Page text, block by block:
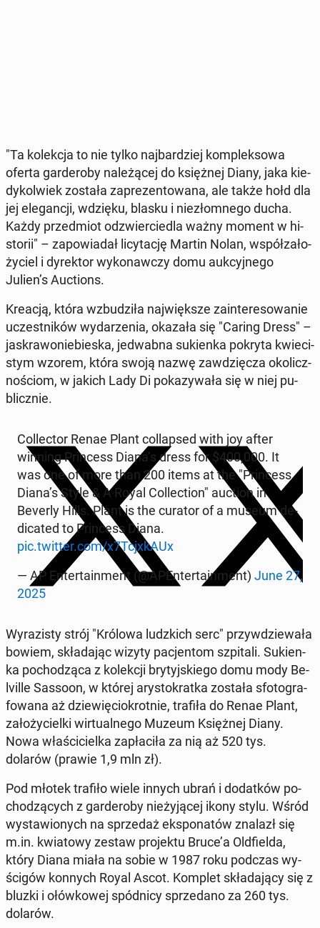
"Ta ko­lek­cja to nie tylko naj­bar­dziej kom­plek­so­wa
oferta gar­de­ro­by na­le­żą­cej do księż­nej Diany, jaka kie­
dy­kol­wiek została za­pre­zen­to­wa­na, ale także hołd dla
jej ele­gan­cji, wdzięku, blasku i nie­złom­ne­go ducha.
Każdy przed­miot od­zwier­cie­dla ważny moment w hi­
sto­rii" – za­po­wia­dał li­cy­ta­cję Martin Nolan, współ­za­ło­
ży­ciel i dy­rek­tor wy­ko­naw­czy domu au­kcyj­ne­go
Julien’s Auc­tions.
Kreacją, która wzbu­dzi­ła naj­więk­sze za­in­te­re­so­wa­nie
uczest­ni­ków wy­da­rze­nia, okazała się "Caring Dress" –
ja­skra­wo­nie­bie­ska, je­dwab­na su­kien­ka pokryta kwie­ci­
stym wzorem, która swoją nazwę za­wdzię­cza oko­licz­
no­ściom, w jakich Lady Di po­ka­zy­wa­ła się w niej pu­
blicz­nie.
Col­lec­tor Renae Plant col­lap­sed with joy after
winning Prin­cess Diana’s dress for $400,000. It
was one of more than 200 items at the "Prin­cess
Diana’s Style & A Royal Col­lec­tion" auction in
Beverly Hills. Plant is the curator of a museum de­
di­ca­ted to Prin­cess Diana.
pic.twitter.com/x7TcjxkAUx
— AP En­ter­ta­in­ment (@APEn­ter­ta­in­ment) June 27,
2025
Wy­ra­zi­sty strój "Królowa ludz­kich serc" przy­wdzie­wa­ła
bowiem, skła­da­jąc wizyty pa­cjen­tom szpi­ta­li. Su­kien­
ka po­cho­dzą­ca z ko­lek­cji bry­tyj­skie­go domu mody Be­
lvil­le Sassoon, w której ary­sto­krat­ka została sfo­to­gra­
fo­wa­na aż dzie­wię­cio­krot­nie, trafiła do Renae Plant,
za­ło­ży­ciel­ki wir­tu­al­ne­go Muzeum Księż­nej Diany.
Nowa wła­ści­ciel­ka za­pła­ci­ła za nią aż 520 tys.
dolarów (prawie 1,9 mln zł).
Pod młotek trafiło wiele innych ubrań i do­dat­ków po­
cho­dzą­cych z gar­de­ro­by nie­ży­ją­cej ikony stylu. Wśród
wy­sta­wio­nych na sprze­daż eks­po­na­tów znalazł się
m.in. kwia­to­wy zestaw pro­jek­tu Bruce’a Old­fiel­da,
który Diana miała na sobie w 1987 roku podczas wy­
ści­gów konnych Royal Ascot. Komplet skła­da­ją­cy się z
bluzki i ołów­ko­wej spód­ni­cy sprze­da­no za 260 tys.
dolarów.